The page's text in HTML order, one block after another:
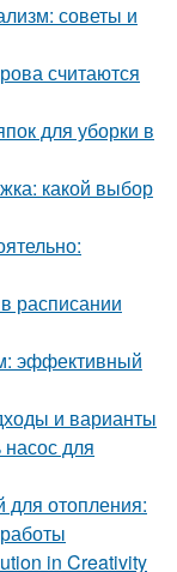
советы и
считаются
для уборки в
какой выбор
расписании
эффективный
и варианты
для
для отопления:
in Creativity